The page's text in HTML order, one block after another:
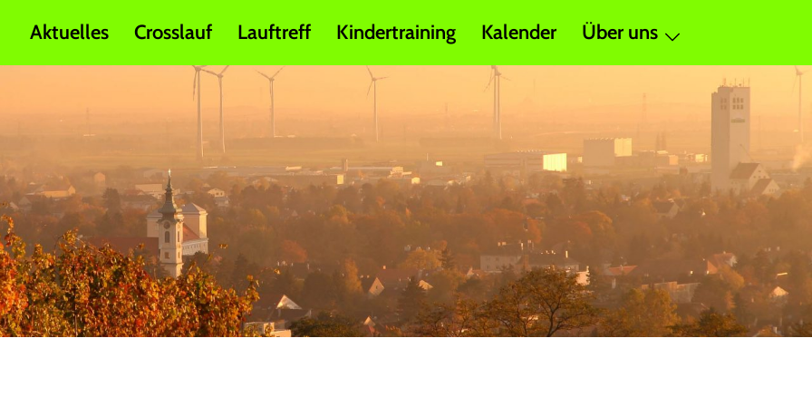
Aktuelles Crosslauf Lauftreff Kindertraining Kalender Über uns